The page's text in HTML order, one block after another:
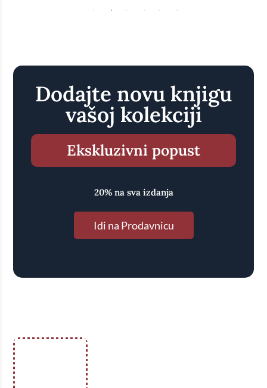
Dodajte novu knjigu
vašoj kolekciji
Ekskluzivni popust
20% na sva izdanja
Idi na Prodavnicu